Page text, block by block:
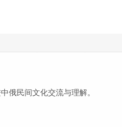
俄民间文化交流与理解。